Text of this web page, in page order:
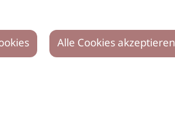
Alle Cookies akzeptieren